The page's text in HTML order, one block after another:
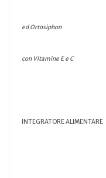
ed Ortosiphon
con Vitamine E e C
INTEGRATORE ALIMENTARE